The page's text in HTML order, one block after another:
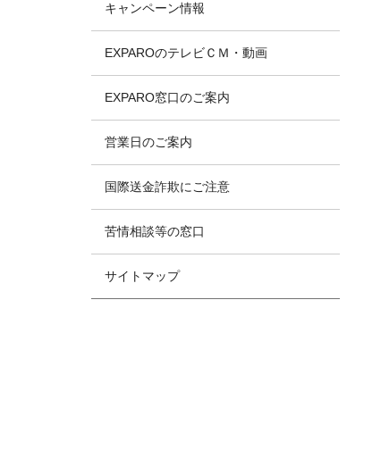
キャンペーン情報
EXPAROのテレビＣＭ・動画
EXPARO窓口のご案内
営業日のご案内
国際送金詐欺にご注意
苦情相談等の窓口
サイトマップ